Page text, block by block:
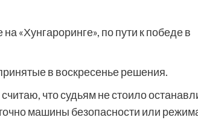
«Хунгароринге», по пути к победе в
в воскресенье решения.
что судьям не стоило
машины безопасности или